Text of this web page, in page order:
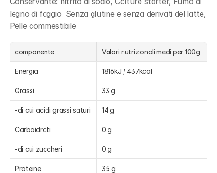
legno di faggio, Senza glutine e senza derivati del latte,
Pelle commestibile
componente Valori nutrizionali medi per 100g
Energia 1816kJ / 437kcal
Grassi 33 g
-di cui acidi grassi saturi 14 g
Carboidrati 0 g
-di cui zuccheri 0 g
Proteine 35 g